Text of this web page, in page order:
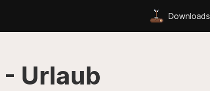
Downloads
Urlaub